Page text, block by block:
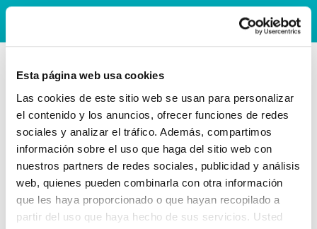
Esta página web usa cookies
Las cookies de este sitio web se usan para personalizar
el contenido y los anuncios, ofrecer funciones de redes
sociales y analizar el tráfico. Además, compartimos
información sobre el uso que haga del sitio web con
nuestros partners de redes sociales, publicidad y análisis
web, quienes pueden combinarla con otra información
que les haya proporcionado o que hayan recopilado a
partir del uso que haya hecho de sus servicios. Usted